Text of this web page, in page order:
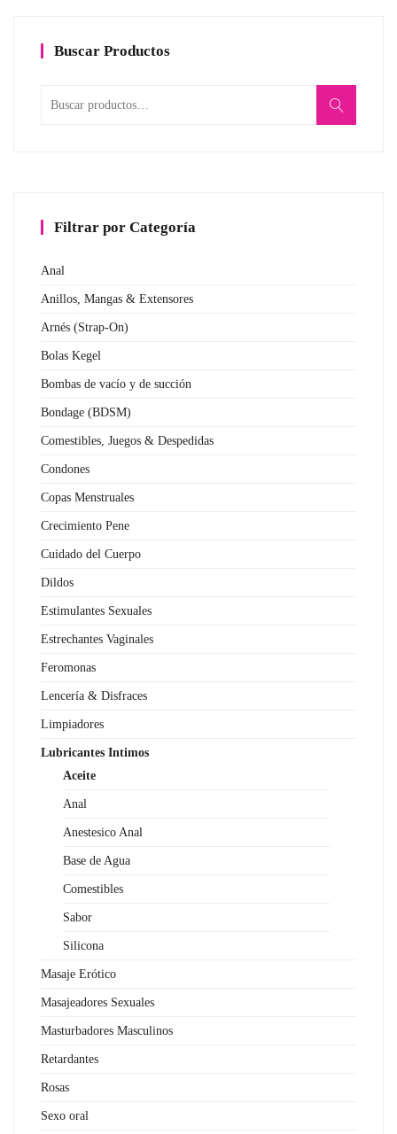
Buscar Productos
Filtrar por Categoría
Anal
Anillos, Mangas & Extensores
Arnés (Strap-On)
Bolas Kegel
Bombas de vacío y de succión
Bondage (BDSM)
Comestibles, Juegos & Despedidas
Condones
Copas Menstruales
Crecimiento Pene
Cuidado del Cuerpo
Dildos
Estimulantes Sexuales
Estrechantes Vaginales
Feromonas
Lencería & Disfraces
Limpiadores
Lubricantes Intimos
Aceite
Anal
Anestesico Anal
Base de Agua
Comestibles
Sabor
Silicona
Masaje Erótico
Masajeadores Sexuales
Masturbadores Masculinos
Retardantes
Rosas
Sexo oral